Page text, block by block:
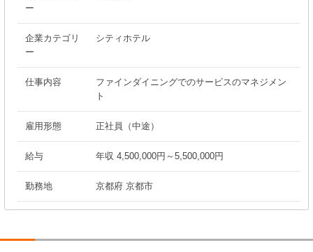
ー
企業カテゴリ
ー
シティホテル
仕事内容
ファインダイニングでのサービスのマネジメン
ト
雇用形態 正社員（中途）
給与 年収 4,500,000円～5,500,000円
勤務地 京都府 京都市